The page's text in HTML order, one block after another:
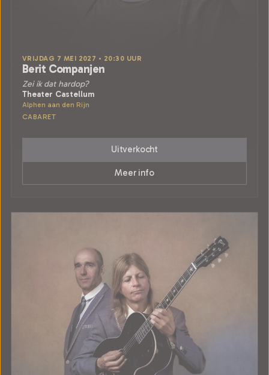
VRIJDAG 7 MEI 2027 • 20:30 UUR
Berit Companjen
Zei ik dat hardop?
Theater Castellum
Alphen aan den Rijn
CABARET
Uitverkocht
Meer info